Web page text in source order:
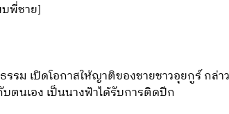
พี่ชาย]
รรม เปิดโอกาสให้ญาติของชายชาวอุยกูร์ ก
ตนเอง เป็นนางฟ้าได้รับการติดปีก